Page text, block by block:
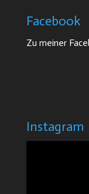
Facebook
Zu meiner
Instagram